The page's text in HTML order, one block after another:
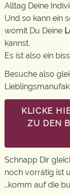
Alltag Deine
Und so kann ein
womit Du Deine
kannst.
Es ist also ein
Besuche also
KLICKE
ZU DEN
Schnapp Dir
noch vorrätig ist
…komm auf die